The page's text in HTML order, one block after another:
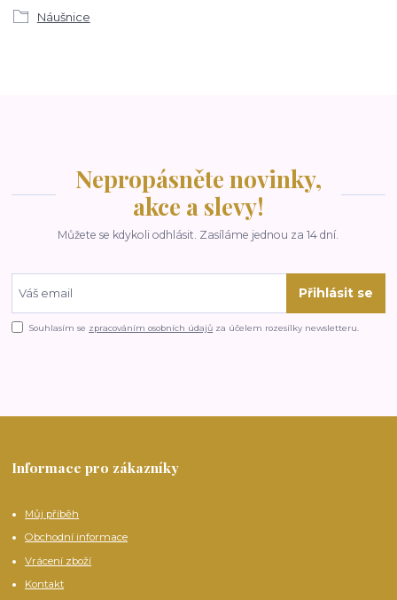
Náušnice
Nepropásněte novinky,
akce a slevy!
Můžete se kdykoli odhlásit. Zasíláme jednou za 14 dní.
Přihlásit se
Souhlasím se zpracováním osobních údajů za účelem rozesílky newsletteru.
Informace pro zákazníky
Můj příběh
Obchodní informace
Vrácení zboží
Kontakt